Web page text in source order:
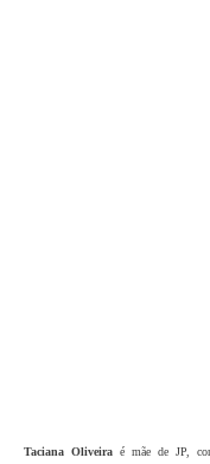
Taciana Oliveira é mãe de JP,